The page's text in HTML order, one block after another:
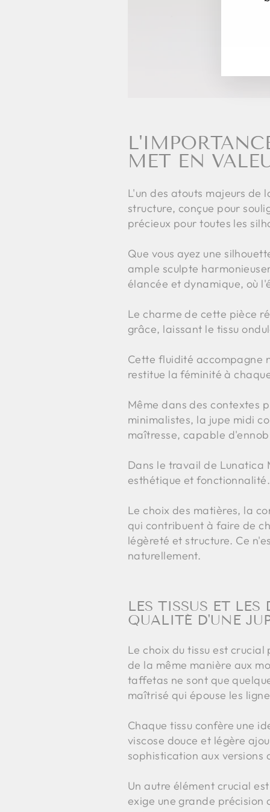
MET EN
L'un des atouts majeurs de
structure, conçue pour
précieux pour toutes les
Que vous ayez une
ample sculpte
élancée et dynamique, où
Le charme de cette pièce
grâce, laissant le tissu
Cette fluidité accompagne
restitue la féminité à
Même dans des contextes
minimalistes, la jupe midi
maîtresse, capable
Dans le travail de Lunatica
esthétique et fonctionnalité.
Le choix des matières, la
qui contribuent à faire de
légèreté et structure. Ce
naturellement.
LES TISSUS ET
QUALITÉ D'UNE
Le choix du tissu est
de la même manière aux
taffetas ne sont que
maîtrisé qui épouse les
Chaque tissu confère une
viscose douce et légère
sophistication aux versions
Un autre élément crucial
exige une grande précision